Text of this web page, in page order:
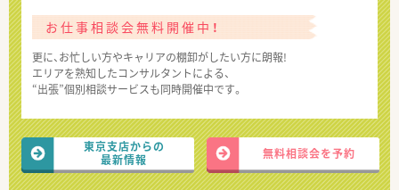
お仕事相談会無料開催中！
更に、お忙しい方やキャリアの棚卸がしたい方に朗報!
エリアを熟知したコンサルタントによる、
“出張”個別相談サービスも同時開催中です。
東京支店からの
最新情報
無料相談会を予約